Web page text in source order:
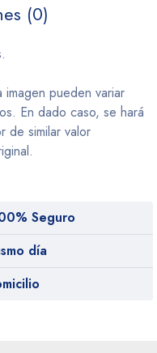
(0)
imagen pueden variar
En dado caso, se hará
de similar valor
Seguro
día